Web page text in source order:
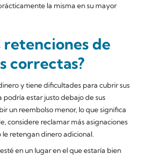
la misma en su mayor
retenciones de
correctas?
y tiene dificultades para cubrir sus
podría estar justo debajo de sus
un reembolso menor, lo que significa
considere reclamar más asignaciones
retengan dinero adicional.
en un lugar en el que estaría bien